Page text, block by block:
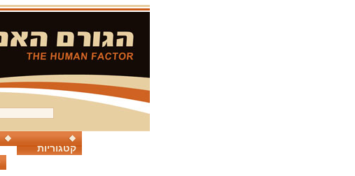
קטגוריות